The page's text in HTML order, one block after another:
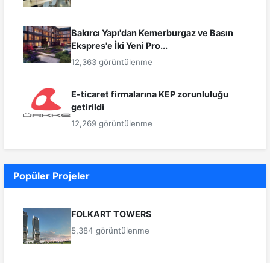
Bakırcı Yapı'dan Kemerburgaz ve Basın
Ekspres'e İki Yeni Pro...
12,363 görüntülenme
E-ticaret firmalarına KEP zorunluluğu
getirildi
12,269 görüntülenme
Popüler Projeler
FOLKART TOWERS
5,384 görüntülenme